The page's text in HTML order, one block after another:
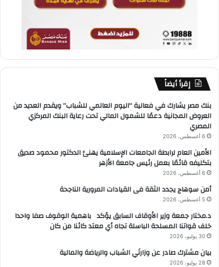
إقرأ أيضاً
بنك مصر يشارك في فعالية “اليوم العالمي للشباب” ويقدم العديد من
العروض المجانية دعمًا للشمول المالي تحت رعاية البنك المركزي
المصري
6 أغسطس، 2026
الأمين العام لرابطة الجامعات الإسلامية يهنئ الدكتور محمود صديق
بتكليفه قائمًا بعمل رئيس جامعة الأزهر
6 أغسطس، 2026
أمن سوهاج يجدد الثقة فى القيادات المرورية الناجحة
5 أغسطس، 2026
د.مختار جمعة وزير الأوقاف السابق يؤكد باهمية الوقوف صفا واحدا
خلف قواتنا المسلحة الباسلة تجاه أي معتد كائنا من كان
30 يوليو، 2026
بيان مشترك صادر عن وزارتَي الشباب والرياضة والمالية
28 يوليو، 2026